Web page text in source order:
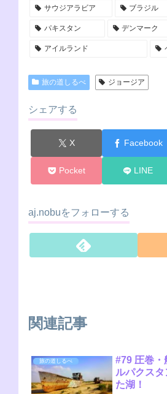
サウジアラビア ブラジル
パキスタン デンマーク
アイルランド
旅の道しるべ ジョージア
シェアする
X Facebook
Pocket LINE
aj.nobuをフォローする
関連記事
旅の道しるべ
#79 圧巻・
ルパクス
た湖！